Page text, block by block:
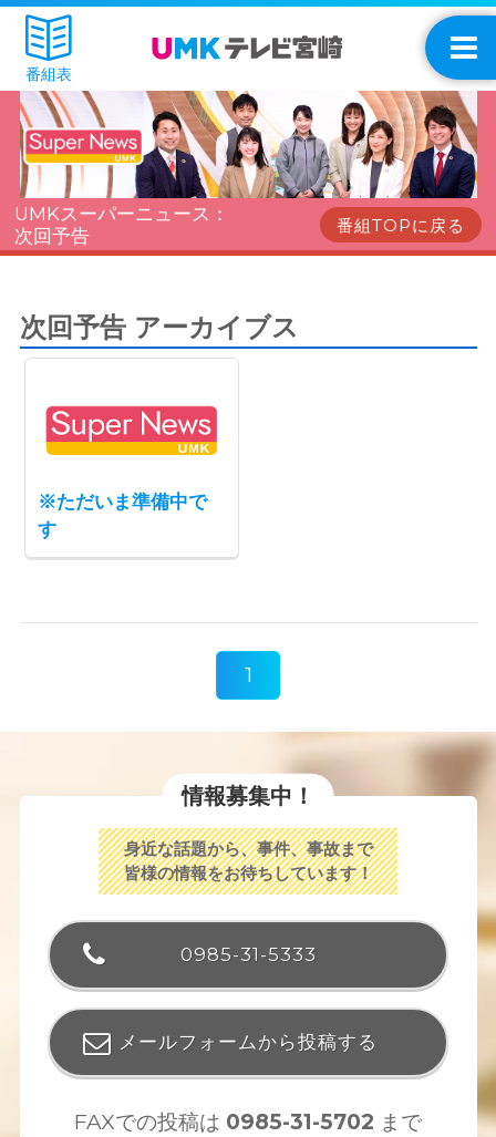
番組表
UMKスーパーニュース：
次回予告
番組TOPに戻る
次回予告 アーカイブス
※ただいま準備中で
す
1
情報募集中！
身近な話題から、事件、事故まで
皆様の情報をお待ちしています！
0985-31-5333
メールフォームから投稿する
FAXでの投稿は 0985-31-5702 まで